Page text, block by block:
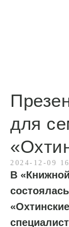
для
2024-12-09
В